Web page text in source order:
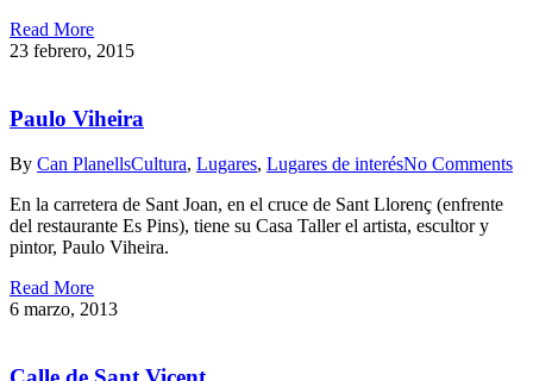
Read More
23 febrero, 2015
Paulo Viheira
By Can PlanellsCultura, Lugares, Lugares de interésNo Comments
En la carretera de Sant Joan, en el cruce de Sant Llorenç (enfrente
del restaurante Es Pins), tiene su Casa Taller el artista, escultor y
pintor, Paulo Viheira.
Read More
6 marzo, 2013